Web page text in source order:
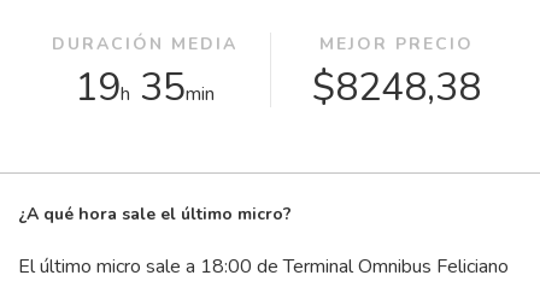
DURACIÓN MEDIA
19h 35min
MEJOR PRECIO
$8248,38
¿A qué hora sale el último micro?
El último micro sale a 18:00 de Terminal Omnibus Feliciano